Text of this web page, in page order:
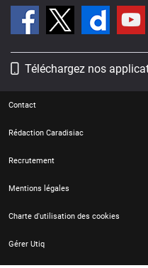
Téléchargez nos
Contact
Rédaction Caradisiac
Recrutement
Mentions légales
Charte d'utilisation des cookies
Gérer Utiq